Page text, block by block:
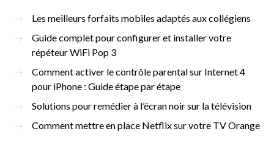
Les meilleurs forfaits mobiles adaptés aux collégiens
Guide complet pour configurer et installer votre
répéteur WiFi Pop 3
Comment activer le contrôle parental sur Internet 4
pour iPhone : Guide étape par étape
Solutions pour remédier à l’écran noir sur la télévision
Comment mettre en place Netflix sur votre TV Orange